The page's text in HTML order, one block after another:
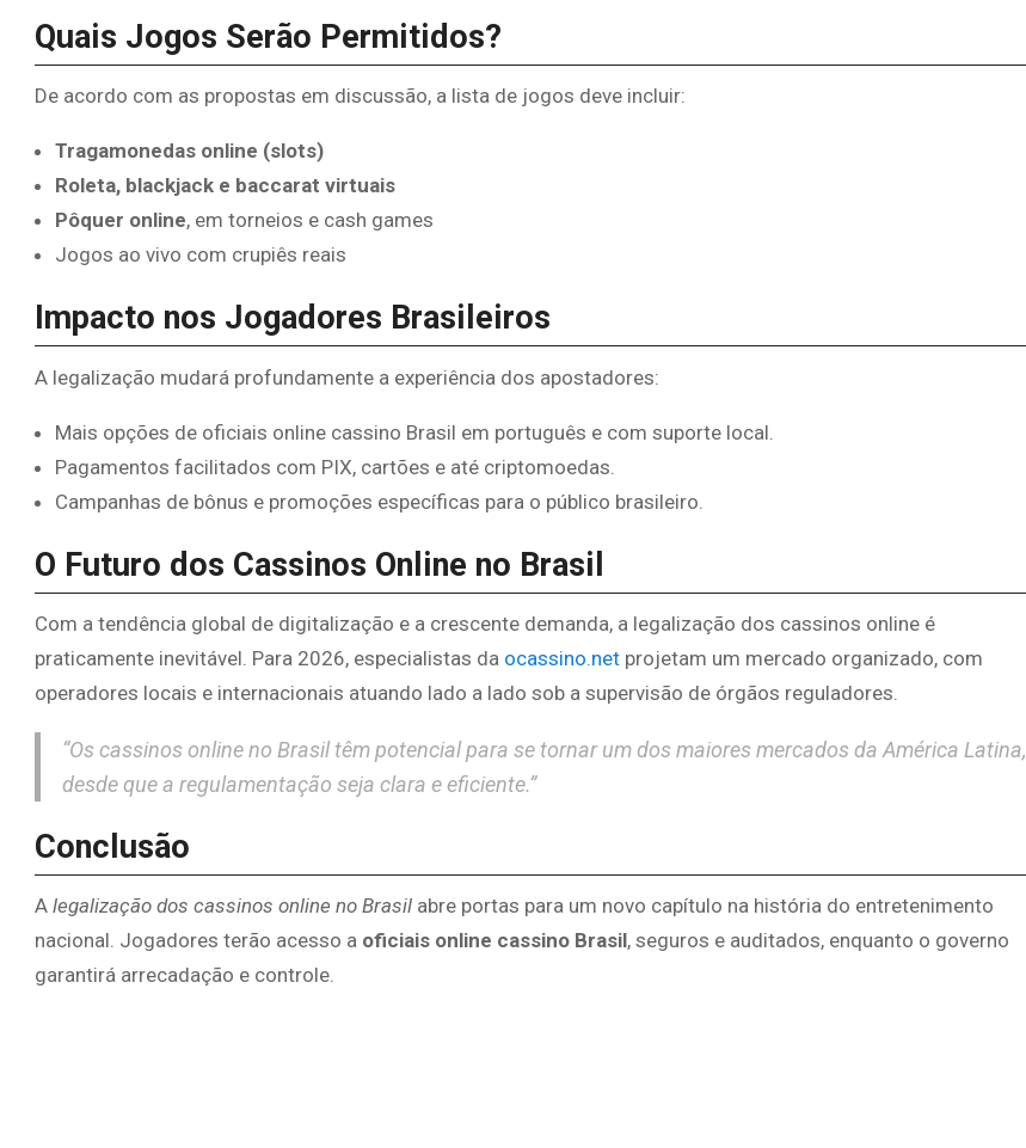
Quais Jogos Serão Permitidos?
De acordo com as propostas em discussão, a lista de jogos deve incluir:
Tragamonedas online (slots)
Roleta, blackjack e baccarat virtuais
Pôquer online, em torneios e cash games
Jogos ao vivo com crupiês reais
Impacto nos Jogadores Brasileiros
A legalização mudará profundamente a experiência dos apostadores:
Mais opções de oficiais online cassino Brasil em português e com suporte local.
Pagamentos facilitados com PIX, cartões e até criptomoedas.
Campanhas de bônus e promoções específicas para o público brasileiro.
O Futuro dos Cassinos Online no Brasil
Com a tendência global de digitalização e a crescente demanda, a legalização dos cassinos online é
praticamente inevitável. Para 2026, especialistas da ocassino.net projetam um mercado organizado, com
operadores locais e internacionais atuando lado a lado sob a supervisão de órgãos reguladores.
“Os cassinos online no Brasil têm potencial para se tornar um dos maiores mercados da América Latina,
desde que a regulamentação seja clara e eficiente.”
Conclusão
A legalização dos cassinos online no Brasil abre portas para um novo capítulo na história do entretenimento
nacional. Jogadores terão acesso a oficiais online cassino Brasil, seguros e auditados, enquanto o governo
garantirá arrecadação e controle.